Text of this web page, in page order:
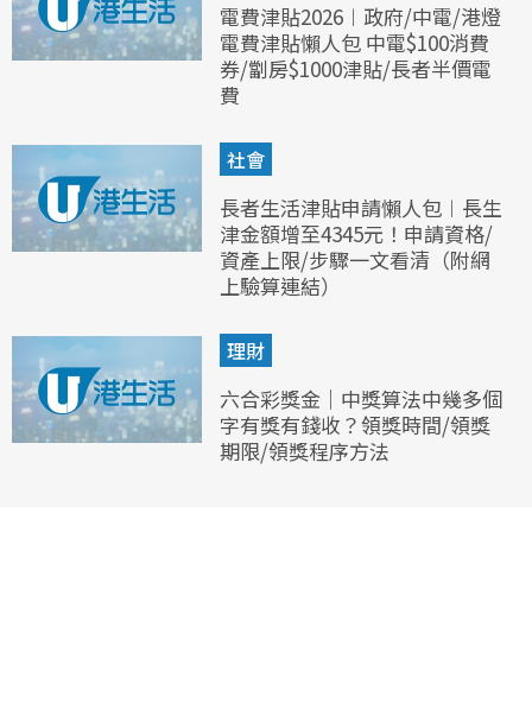
電費津貼2026︱政府/中電/港燈
電費津貼懶人包 中電$100消費
券/劏房$1000津貼/長者半價電
費
社會
長者生活津貼申請懶人包︱長生
津金額增至4345元！申請資格/
資產上限/步驟一文看清（附網
上驗算連結）
理財
六合彩獎金｜中獎算法中幾多個
字有獎有錢收？領獎時間/領獎
期限/領獎程序方法